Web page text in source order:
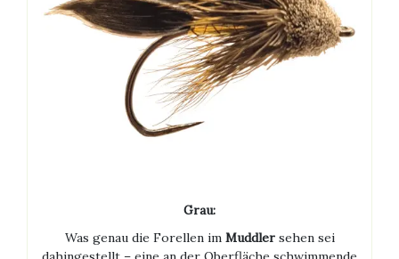
Grau:
Was genau die Forellen im Muddlersehen sei